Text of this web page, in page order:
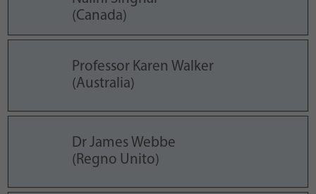
(Canada)
Professor Karen Walker
(Australia)
Dr James Webbe
(Regno Unito)